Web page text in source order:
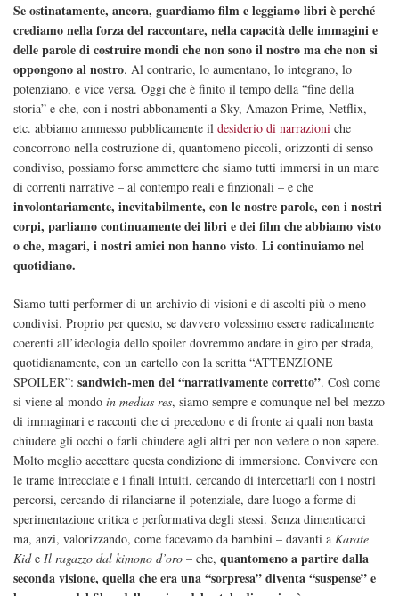
Se ostinatamente, ancora, guardiamo film e leggiamo libri è perché
crediamo nella forza del raccontare, nella capacità delle immagini e
delle parole di costruire mondi che non sono il nostro ma che non si
oppongono al nostro. Al contrario, lo aumentano, lo integrano, lo
potenziano, e vice versa. Oggi che è finito il tempo della “fine della
storia” e che, con i nostri abbonamenti a Sky, Amazon Prime, Netflix,
etc. abbiamo ammesso pubblicamente il desiderio di narrazioni che
concorrono nella costruzione di, quantomeno piccoli, orizzonti di senso
condiviso, possiamo forse ammettere che siamo tutti immersi in un mare
di correnti narrative – al contempo reali e finzionali – e che
involontariamente, inevitabilmente, con le nostre parole, con i nostri
corpi, parliamo continuamente dei libri e dei film che abbiamo visto
o che, magari, i nostri amici non hanno visto. Li continuiamo nel
quotidiano.
Siamo tutti performer di un archivio di visioni e di ascolti più o meno
condivisi. Proprio per questo, se davvero volessimo essere radicalmente
coerenti all’ideologia dello spoiler dovremmo andare in giro per strada,
quotidianamente, con un cartello con la scritta “ATTENZIONE
SPOILER”: sandwich-men del “narrativamente corretto”. Così come
si viene al mondo in medias res, siamo sempre e comunque nel bel mezzo
di immaginari e racconti che ci precedono e di fronte ai quali non basta
chiudere gli occhi o farli chiudere agli altri per non vedere o non sapere.
Molto meglio accettare questa condizione di immersione. Convivere con
le trame intrecciate e i finali intuiti, cercando di intercettarli con i nostri
percorsi, cercando di rilanciarne il potenziale, dare luogo a forme di
sperimentazione critica e performativa degli stessi. Senza dimenticarci
ma, anzi, valorizzando, come facevamo da bambini – davanti a Karate
Kide Il ragazzo dal kimono d’oro – che, quantomeno a partire dalla
seconda visione, quella che era una “sorpresa” diventa “suspense” e